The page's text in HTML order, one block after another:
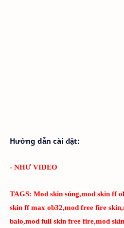
Hướng dẫn cài đặt:
- NHƯ VIDEO
TAGS: Mod skin súng,mod skin ff
skin ff max ob32,mod free fire
balo,mod full skin free fire,mod